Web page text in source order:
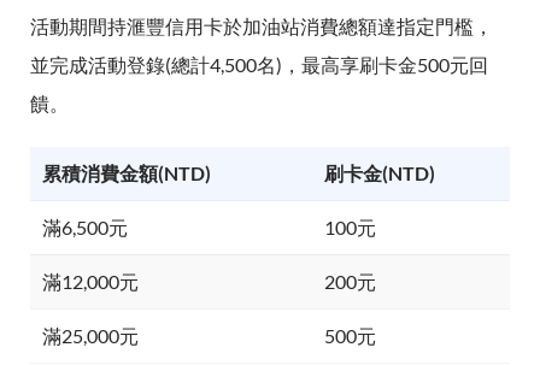
活動期間持滙豐信用卡於加油站消費總額達指定門檻，
並完成活動登錄(總計4,500名)，最高享刷卡金500元回
饋。
累積消費金額(NTD) 刷卡金(NTD)
滿6,500元 100元
滿12,000元 200元
滿25,000元 500元